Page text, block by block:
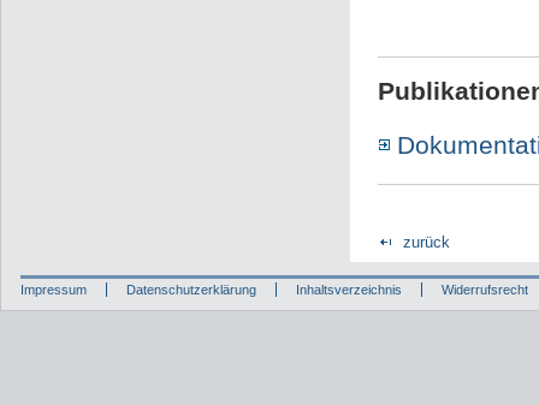
zurück
Impressum Datenschutzerklärung Inhaltsverzeichnis Widerrufsrecht